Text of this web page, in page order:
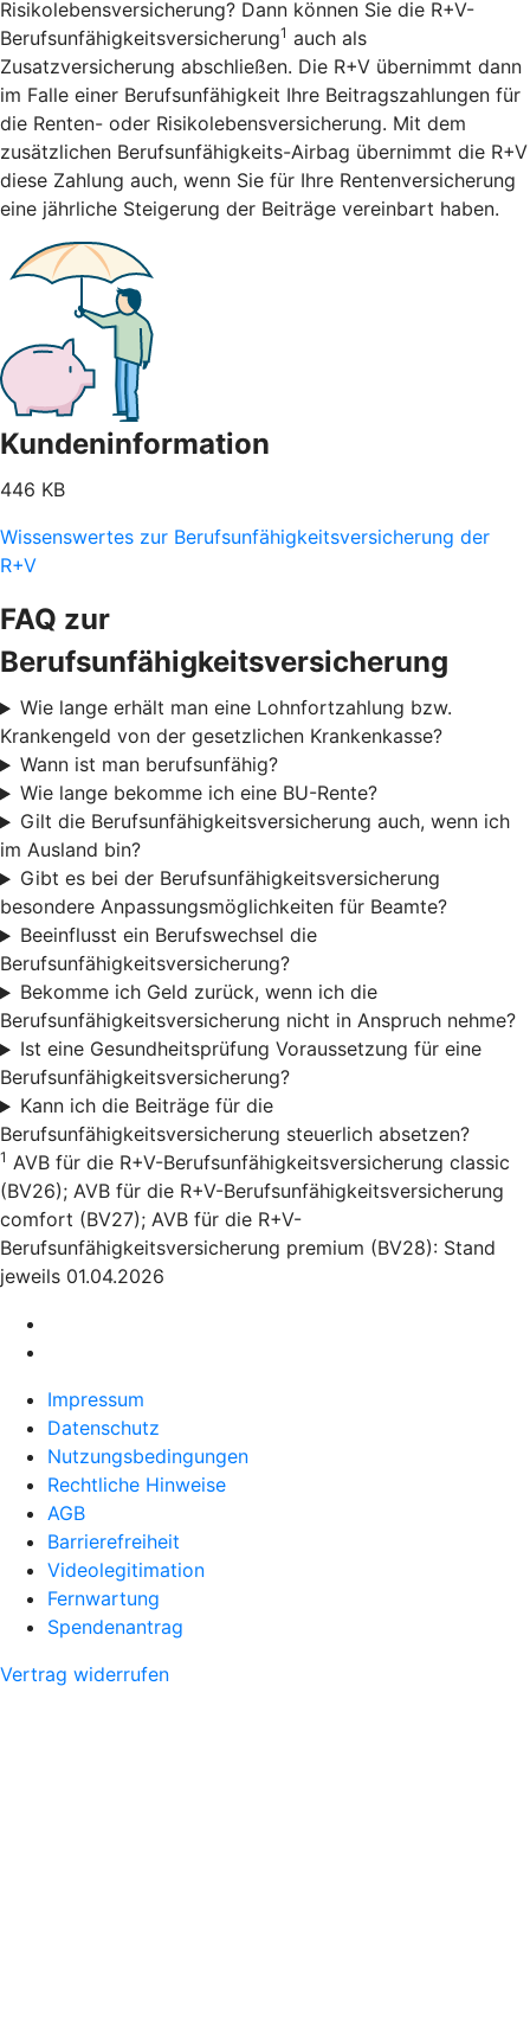
Risikolebensversicherung? Dann können Sie die R+V-
Berufsunfähigkeitsversicherung1 auch als
Zusatzversicherung abschließen. Die R+V übernimmt dann
im Falle einer Berufsunfähigkeit Ihre Beitragszahlungen für
die Renten- oder Risikolebensversicherung. Mit dem
zusätzlichen Berufsunfähigkeits-Airbag übernimmt die R+V
diese Zahlung auch, wenn Sie für Ihre Rentenversicherung
eine jährliche Steigerung der Beiträge vereinbart haben.
Kundeninformation
446 KB
Wissenswertes zur Berufsunfähigkeitsversicherung der
R+V
FAQ zur
Berufsunfähigkeitsversicherung
Wie lange erhält man eine Lohnfortzahlung bzw.
Krankengeld von der gesetzlichen Krankenkasse?
Wann ist man berufsunfähig?
Wie lange bekomme ich eine BU-Rente?
Gilt die Berufsunfähigkeitsversicherung auch, wenn ich
im Ausland bin?
Gibt es bei der Berufsunfähigkeitsversicherung
besondere Anpassungsmöglichkeiten für Beamte?
Beeinflusst ein Berufswechsel die
Berufsunfähigkeitsversicherung?
Bekomme ich Geld zurück, wenn ich die
Berufsunfähigkeitsversicherung nicht in Anspruch nehme?
Ist eine Gesundheitsprüfung Voraussetzung für eine
Berufsunfähigkeitsversicherung?
Kann ich die Beiträge für die
Berufsunfähigkeitsversicherung steuerlich absetzen?
1 AVB für die R+V-Berufsunfähigkeitsversicherung classic
(BV26); AVB für die R+V-Berufsunfähigkeitsversicherung
comfort (BV27); AVB für die R+V-
Berufsunfähigkeitsversicherung premium (BV28): Stand
jeweils 01.04.2026
Impressum
Datenschutz
Nutzungsbedingungen
Rechtliche Hinweise
AGB
Barrierefreiheit
Videolegitimation
Fernwartung
Spendenantrag
Vertrag widerrufen